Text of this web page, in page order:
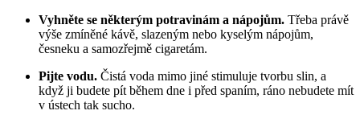
Vyhněte se některým potravinám a nápojům. Třeba právě
výše zmíněné kávě, slazeným nebo kyselým nápojům,
česneku a samozřejmě cigaretám.
Pijte vodu. Čistá voda mimo jiné stimuluje tvorbu slin, a
když ji budete pít během dne i před spaním, ráno nebudete mít
v ústech tak sucho.